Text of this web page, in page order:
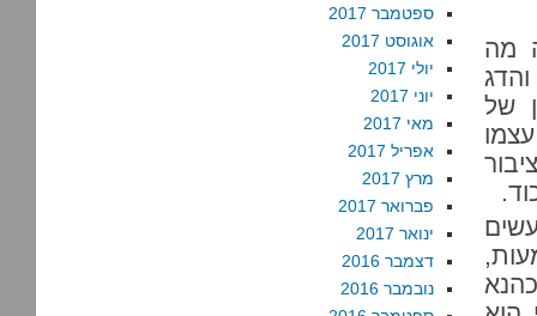
מה
של
ספטמבר 2017
אוגוסט 2017
יולי 2017
יוני 2017
מאי 2017
אפריל 2017
מרץ 2017
פברואר 2017
ינואר 2017
דצמבר 2016
נובמבר 2016